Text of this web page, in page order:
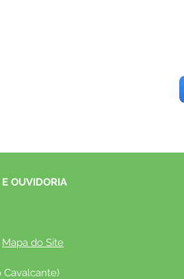
OUVIDORIA
Mapa do Site
Cavalcante)